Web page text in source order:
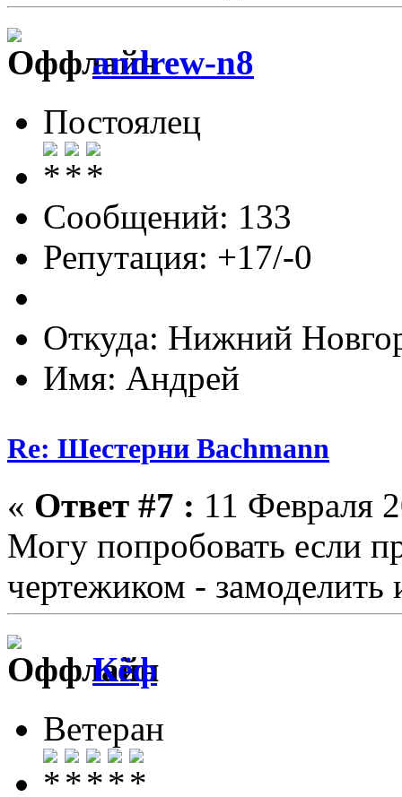
andrew-n8
Постоялец
Сообщений: 133
Репутация: +17/-0
Откуда: Нижний
Имя: Андрей
Re: Шестерни Bachmann
« Ответ #7 : 11 Февраля
Могу попробовать если
чертежиком - замоделить
Кёф
Ветеран